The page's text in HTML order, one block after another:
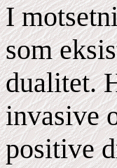
I
som
dualitet.
invasive
positive